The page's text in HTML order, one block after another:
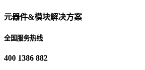
元器件&模块解决方案
全国服务热线
400 1386 882